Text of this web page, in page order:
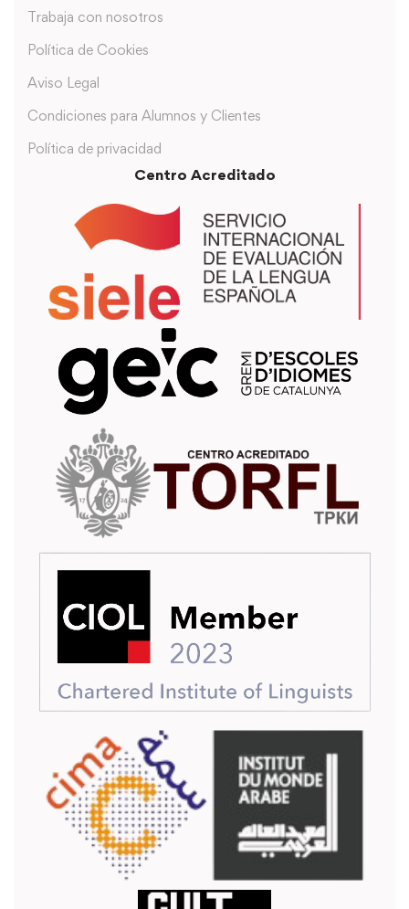
Trabaja con nosotros
Política de Cookies
Aviso Legal
Condiciones para Alumnos y Clientes
Política de privacidad
Centro Acreditado